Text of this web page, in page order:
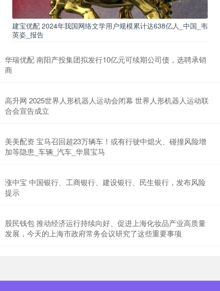
建宝优配 2024年我国网络文学用户规模累计达638亿人_中国_韦
英姿_报告
华瑞优配 南阳产投集团拟发行10亿元可续期公司债，选聘承销
商
高升网 2025世界人形机器人运动会闭幕 世界人形机器人运动联
合会宣告成立
美美配资 宝马召回超23万辆车！或有行驶中熄火、碰撞风险增
加等隐患_车辆_汽车_华晨宝马
涨中宝 中国银行、工商银行、建设银行、民生银行，发布风险
提示
股民钱包 推动经济运行持续向好、促进上海化妆品产业高质量
发展，今天的上海市政府常务会议研究了这些重要事项